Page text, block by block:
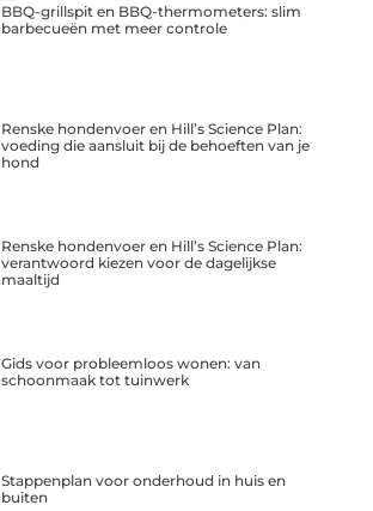
BBQ-grillspit en BBQ-thermometers: slim
barbecueën met meer controle
Renske hondenvoer en Hill’s Science Plan:
voeding die aansluit bij de behoeften van je
hond
Renske hondenvoer en Hill’s Science Plan:
verantwoord kiezen voor de dagelijkse
maaltijd
Gids voor probleemloos wonen: van
schoonmaak tot tuinwerk
Stappenplan voor onderhoud in huis en
buiten